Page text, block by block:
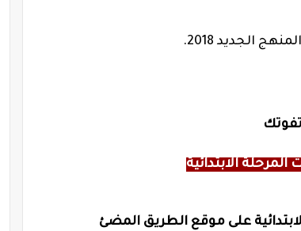
الابتدائية
على موقع الطريق المضئ